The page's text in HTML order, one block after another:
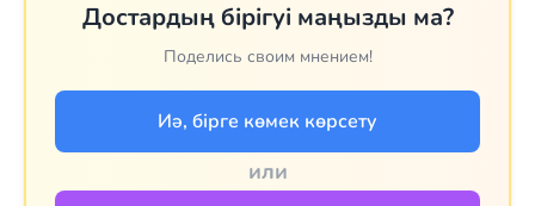
Достардың бірігуі маңызды ма?
Поделись своим мнением!
Иә, бірге көмек көрсету
или